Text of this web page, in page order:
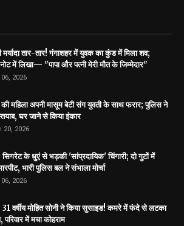
मर्यादा तार-तार! गंगाशहर में युवक का कुंड में मिला शव;
में लिखा— "पापा और पत्नी मेरी मौत के जिम्मेदार"
2026
महिला अपनी मासूम बेटी संग युवती के साथ फरार; पुलिस ने
घर जाने से किया इंकार
20, 2026
सिगरेट के धुएं से भड़की 'सांप्रदायिक' चिंगारी; दो गुटों में
भारी पुलिस बल ने संभाला मोर्चा
2026
31 वर्षीय मोहित सोनी ने किया सुसाइड! कमरे में फंदे से लटका
परिवार में मचा कोहराम